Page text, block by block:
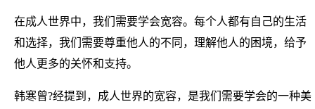
在成人世界中，我们需要学会宽容。每个人都有自己的生活
和选择，我们需要尊重他人的不同，理解他人的困境，给予
他人更多的关怀和支持。
韩寒曾?经提到，成人世界的宽容，是我们需要学会的一种美